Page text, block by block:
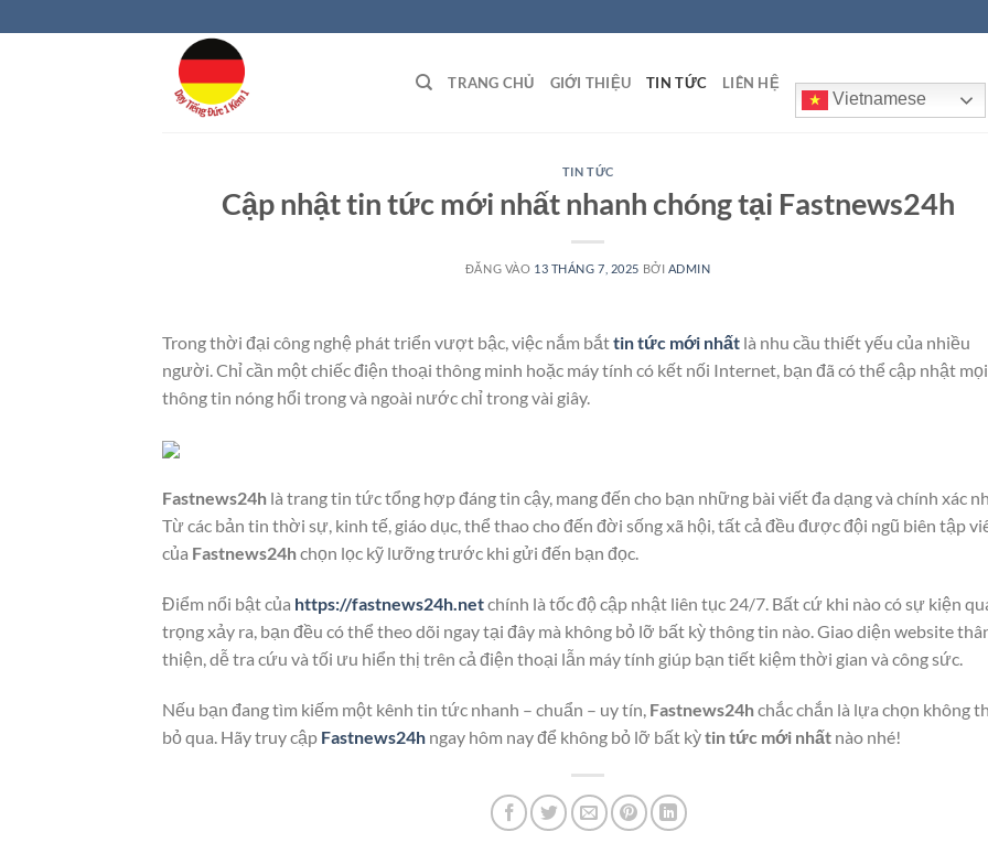
qua
TRANG CHỦ GIỚI THIỆU TIN TỨC LIÊN HỆ
Vietnamese
TIN TỨC
Cập nhật tin tức mới nhất nhanh chóng tại Fastnews24h
ĐĂNG VÀO 13 THÁNG 7, 2025 BỞI ADMIN
Trong thời đại công nghệ phát triển vượt bậc, việc nắm bắttin tức mới nhất là nhu cầu thiết yếu của nhiều
người. Chỉ cần một chiếc điện thoại thông minh hoặc máy tính có kết nối Internet, bạn đã có thể cập nhật mọi
thông tin nóng hổi trong và ngoài nước chỉ trong vài giây.
Fastnews24h là trang tin tức tổng hợp đáng tin cậy, mang đến cho bạn những bài viết đa dạng và chính xác
Từ các bản tin thời sự, kinh tế, giáo dục, thể thao cho đến đời sống xã hội, tất cả đều được đội ngũ biên tập
của Fastnews24hchọn lọc kỹ lưỡng trước khi gửi đến bạn đọc.
Điểm nổi bật của https://fastnews24h.netchính là tốc độ cập nhật liên tục 24/7. Bất cứ khi nào có sự kiện
trọng xảy ra, bạn đều có thể theo dõi ngay tại đây mà không bỏ lỡ bất kỳ thông tin nào. Giao diện website
thiện, dễ tra cứu và tối ưu hiển thị trên cả điện thoại lẫn máy tính giúp bạn tiết kiệm thời gian và công sức.
Nếu bạn đang tìm kiếm một kênh tin tức nhanh – chuẩn – uy tín, Fastnews24hchắc chắn là lựa chọn không
bỏ qua. Hãy truy cập Fastnews24h ngay hôm nay để không bỏ lỡ bất kỳtin tức mới nhất nào nhé!